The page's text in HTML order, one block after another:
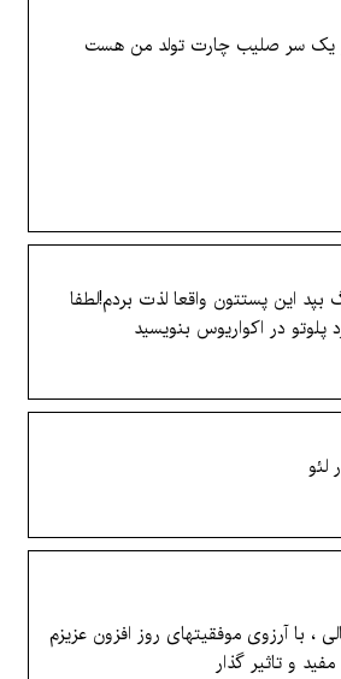
این پستتون واقعا لذت بردم!لطفا
پلوتو در اکواریوس بنویسید
، با آرزوی موفقیتهای روز افزون عزیزم
و تاثیر گذار